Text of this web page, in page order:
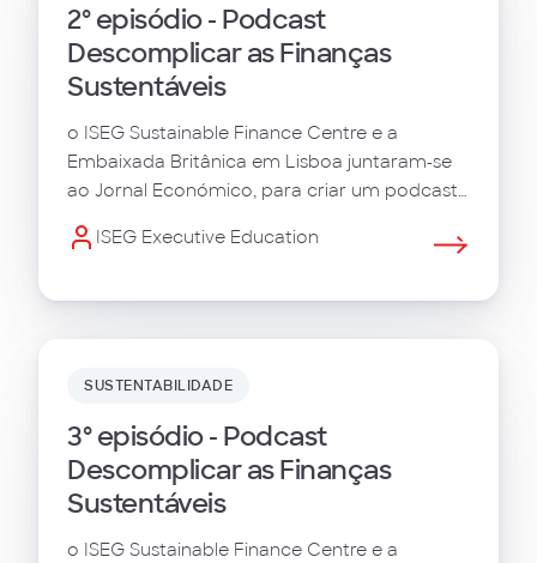
2º episódio - Podcast
Descomplicar as Finanças
Sustentáveis
o ISEG Sustainable Finance Centre e a
Embaixada Britânica em Lisboa juntaram-se
ao Jornal Económico, para criar um podcast
Finanças Sustentáveis".
ISEG Executive Education
SUSTENTABILIDADE
3º episódio - Podcast
Descomplicar as Finanças
Sustentáveis
o ISEG Sustainable Finance Centre e a